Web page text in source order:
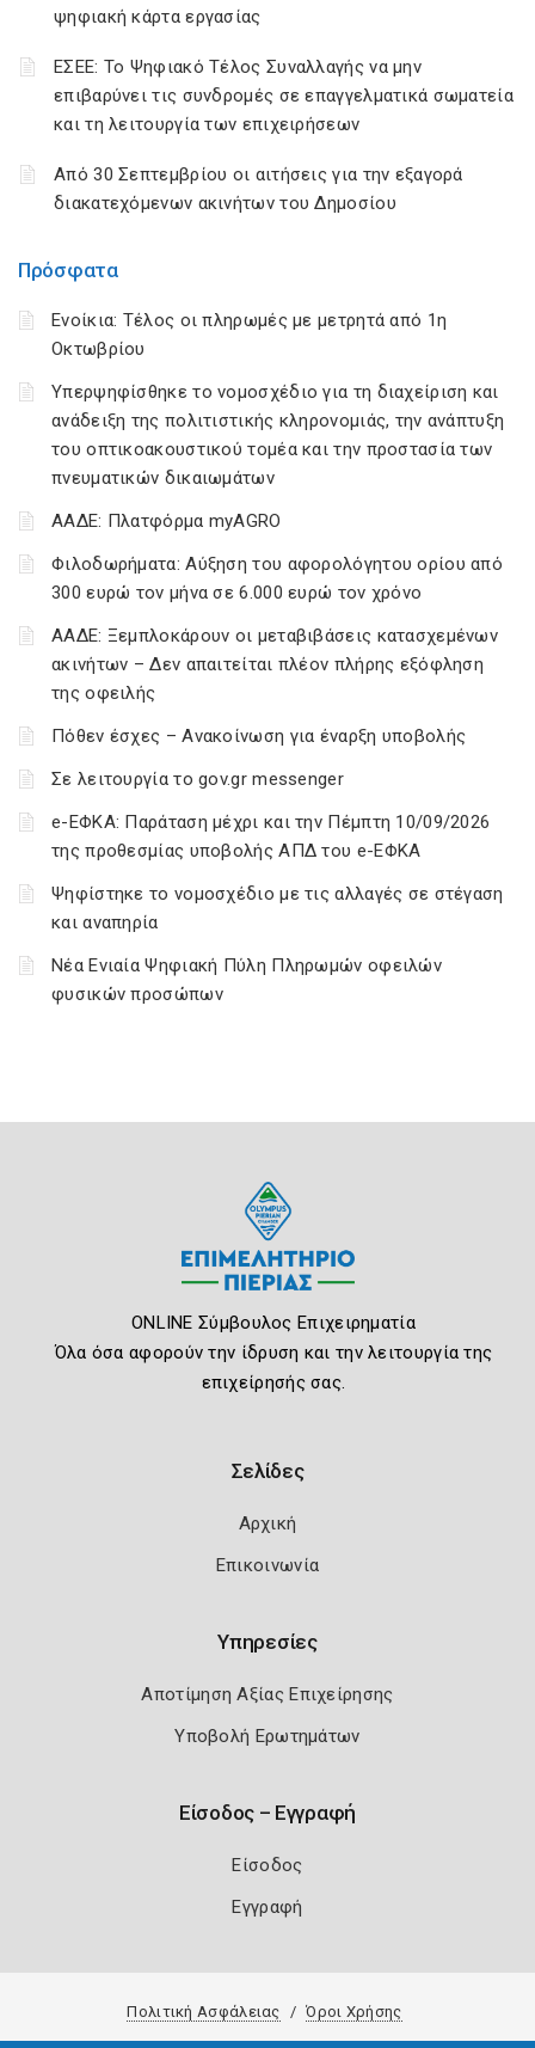
Πρόσφατα
Ενοίκια: Τέλος οι πληρωμές με μετρητά από 1η
Οκτωβρίου
Υπερψηφίσθηκε το νομοσχέδιο για τη διαχείριση και
ανάδειξη της πολιτιστικής κληρονομιάς, την ανάπτυξη
του οπτικοακουστικού τομέα και την προστασία των
πνευματικών δικαιωμάτων
ΑΑΔΕ: Πλατφόρμα myAGRO
Φιλοδωρήματα: Αύξηση του αφορολόγητου ορίου από
300 ευρώ τον μήνα σε 6.000 ευρώ τον χρόνο
ΑΑΔΕ: Ξεμπλοκάρουν οι μεταβιβάσεις κατασχεμένων
ακινήτων – Δεν απαιτείται πλέον πλήρης εξόφληση
της οφειλής
Πόθεν έσχες – Ανακοίνωση για έναρξη υποβολής
Σε λειτουργία το gov.gr messenger
e-ΕΦΚΑ: Παράταση μέχρι και την Πέμπτη 10/09/2026
της προθεσμίας υποβολής ΑΠΔ του e-ΕΦΚΑ
Ψηφίστηκε το νομοσχέδιο με τις αλλαγές σε στέγαση
και αναπηρία
Νέα Ενιαία Ψηφιακή Πύλη Πληρωμών οφειλών
φυσικών προσώπων
ψηφιακή κάρτα εργασίας
ΕΣΕΕ: Το Ψηφιακό Τέλος Συναλλαγής να μην
επιβαρύνει τις συνδρομές σε επαγγελματικά σωματεία
και τη λειτουργία των επιχειρήσεων
Από 30 Σεπτεμβρίου οι αιτήσεις για την εξαγορά
διακατεχόμενων ακινήτων του Δημοσίου
ONLINE Σύμβουλος Επιχειρηματία
Όλα όσα αφορούν την ίδρυση και την λειτουργία της
επιχείρησής σας.
Σελίδες
Αρχική
Επικοινωνία
Υπηρεσίες
Αποτίμηση Αξίας Επιχείρησης
Υποβολή Ερωτημάτων
Είσοδος – Εγγραφή
Είσοδος
Εγγραφή
Πολιτική Ασφάλειας Όροι Χρήσης